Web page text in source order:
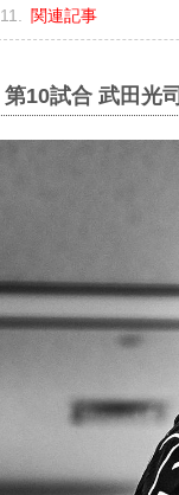
関連記事
第10試合 武田光